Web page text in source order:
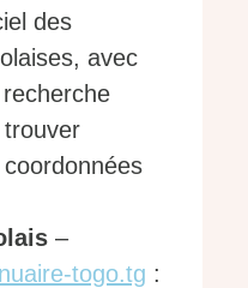
des
avec
–
togo.tg :